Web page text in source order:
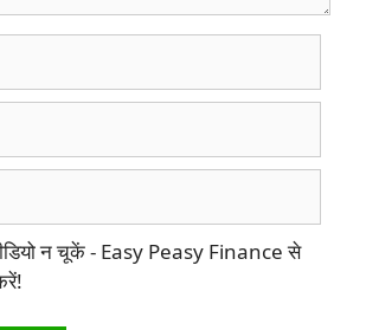
न चूकें - Easy Peasy Finance से